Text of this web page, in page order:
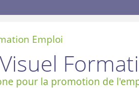
pour la promotion de